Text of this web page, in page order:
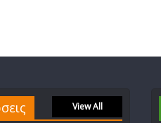
View All